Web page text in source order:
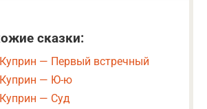
сказки:
— Первый встречный
— Ю-ю
— Суд